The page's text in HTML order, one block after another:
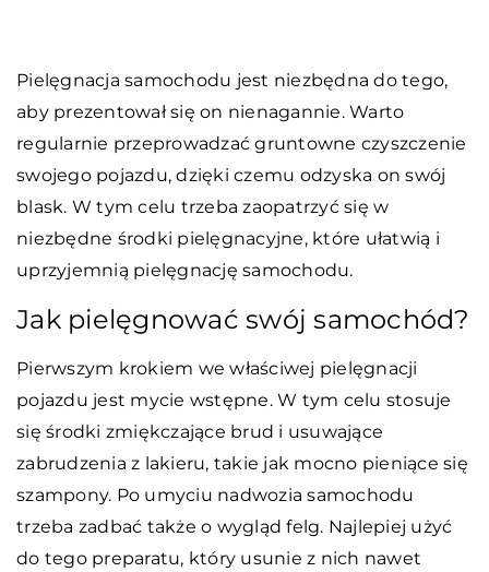
Pielęgnacja samochodu jest niezbędna do tego,
aby prezentował się on nienagannie. Warto
regularnie przeprowadzać gruntowne czyszczenie
swojego pojazdu, dzięki czemu odzyska on swój
blask. W tym celu trzeba zaopatrzyć się w
niezbędne środki pielęgnacyjne, które ułatwią i
uprzyjemnią pielęgnację samochodu.
Jak pielęgnować swój samochód?
Pierwszym krokiem we właściwej pielęgnacji
pojazdu jest mycie wstępne. W tym celu stosuje
się środki zmiękczające brud i usuwające
zabrudzenia z lakieru, takie jak mocno pieniące się
szampony. Po umyciu nadwozia samochodu
trzeba zadbać także o wygląd felg. Najlepiej użyć
do tego preparatu, który usunie z nich nawet